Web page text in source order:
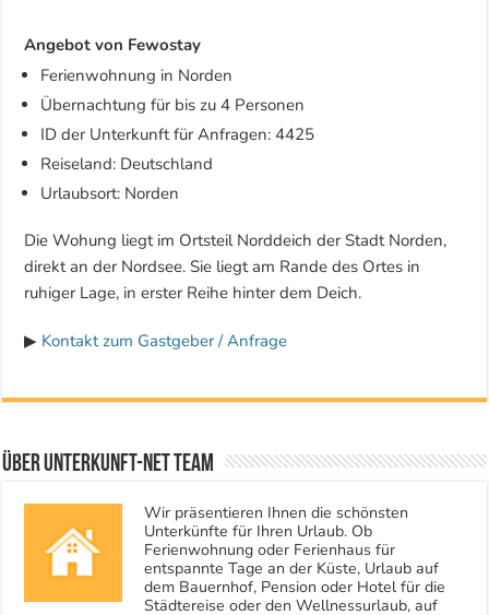
Angebot von Fewostay
Ferienwohnung in Norden
Übernachtung für bis zu 4 Personen
ID der Unterkunft für Anfragen: 4425
Reiseland: Deutschland
Urlaubsort: Norden
Die Wohung liegt im Ortsteil Norddeich der Stadt Norden,
direkt an der Nordsee. Sie liegt am Rande des Ortes in
ruhiger Lage, in erster Reihe hinter dem Deich.
▶ Kontakt zum Gastgeber / Anfrage
Über Unterkunft-NET Team
Wir präsentieren Ihnen die schönsten
Unterkünfte für Ihren Urlaub. Ob
Ferienwohnung oder Ferienhaus für
entspannte Tage an der Küste, Urlaub auf
dem Bauernhof, Pension oder Hotel für die
Städtereise oder den Wellnessurlaub, auf